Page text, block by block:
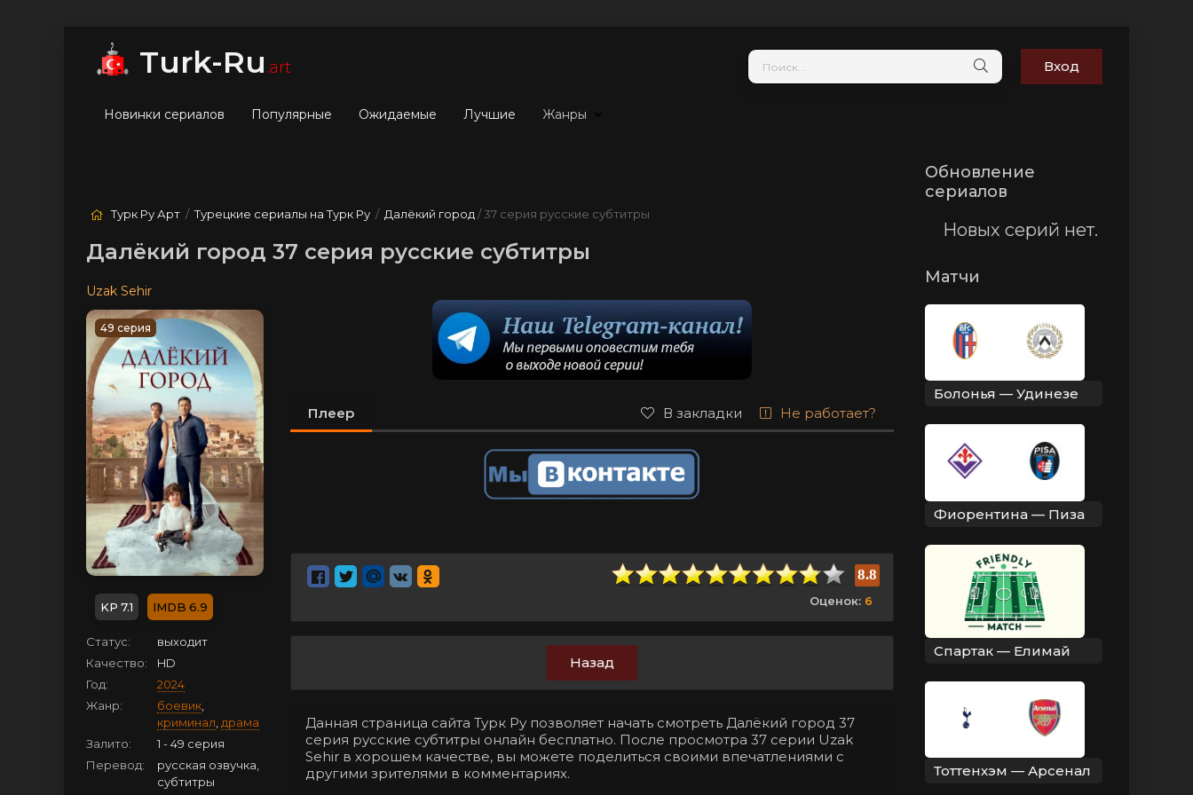
Turk-Ru.art Вход
Новинки сериалов Популярные Ожидаемые Лучшие Жанры
Турк Ру Арт /Турецкие сериалы на Турк Ру / Далёкий город / 37 серия русские субтитры
Далёкий город 37 серия русские субтитры
Uzak Sehir
49 серия
7.1 6.9
Статус:
выходит
Качество:
HD
Год:
2024
Жанр:
боевик
криминал драма
Залито:
1 - 49 серия
Перевод:
русская озвучка,
субтитры
Плеер В закладки Не работает?
8.8
Оценок: 6
Назад
Данная страница сайта Турк Ру позволяет начать смотреть Далёкий город 37
серия русские субтитры онлайн бесплатно. После просмотра 37 серии Uzak
Sehir в хорошем качестве, вы можете поделиться своими впечатлениями с
другими зрителями в комментариях.
Обновление
сериалов
Новых серий нет.
Матчи
Болонья — Удинезе
Фиорентина — Пиза
Спартак — Елимай
Тоттенхэм — Арсенал